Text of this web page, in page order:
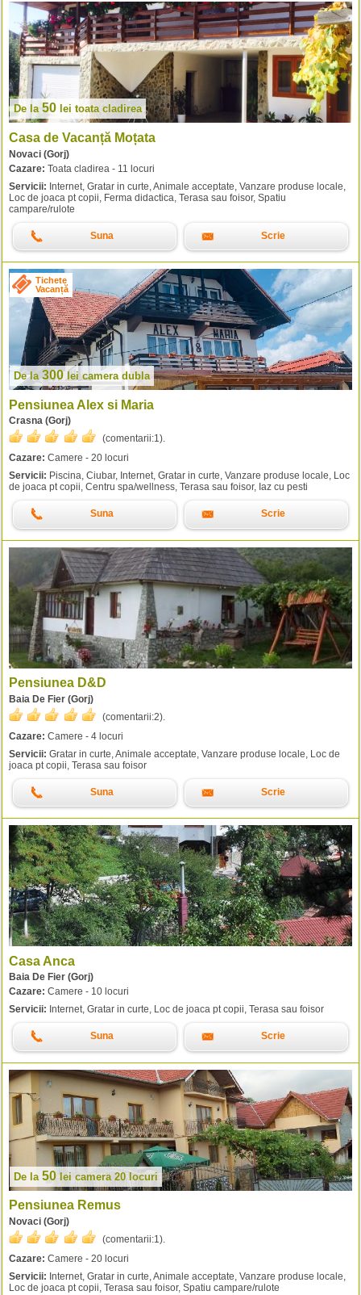
De la 50 lei toata cladirea
Casa de Vacanță Moțata
Novaci (Gorj)
Cazare: Toata cladirea - 11 locuri
Servicii: Internet, Gratar in curte, Animale acceptate, Vanzare produse locale,
Loc de joaca pt copii, Ferma didactica, Terasa sau foisor, Spatiu
campare/rulote
Suna Scrie
Tichete
Vacanță
De la 300 leicamera dubla
Pensiunea Alex si Maria
Crasna (Gorj)
(comentarii:1).
Cazare: Camere - 20 locuri
Servicii: Piscina, Ciubar, Internet, Gratar in curte, Vanzare produse locale, Loc
de joaca pt copii, Centru spa/wellness, Terasa sau foisor, Iaz cu pesti
Suna Scrie
Pensiunea D&D
Baia De Fier (Gorj)
(comentarii:2).
Cazare: Camere - 4 locuri
Servicii: Gratar in curte, Animale acceptate, Vanzare produse locale, Loc de
joaca pt copii, Terasa sau foisor
Suna Scrie
Casa Anca
Baia De Fier (Gorj)
Cazare: Camere - 10 locuri
Servicii: Internet, Gratar in curte, Loc de joaca pt copii, Terasa sau foisor
Suna Scrie
De la 50 lei camera 20 locuri
Pensiunea Remus
Novaci (Gorj)
(comentarii:1).
Cazare: Camere - 20 locuri
Servicii: Internet, Gratar in curte, Animale acceptate, Vanzare produse locale,
Loc de joaca pt copii, Terasa sau foisor, Spatiu campare/rulote